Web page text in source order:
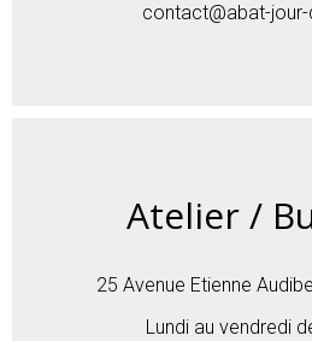
contact@abat-
Atelier /
25 Avenue Etienne
Lundi au vendredi